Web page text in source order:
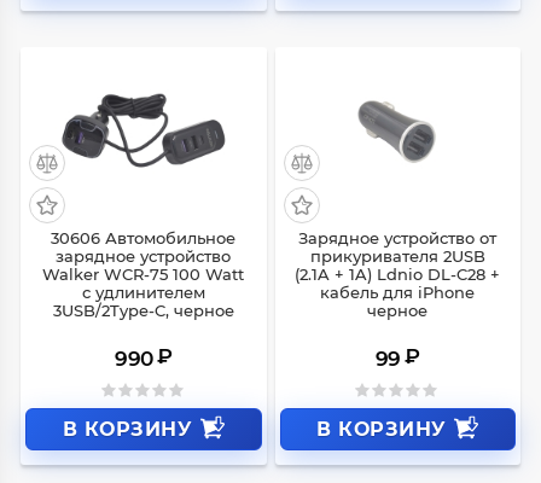
30606 Автомобильное
зарядное устройство
Walker WCR-75 100 Watt
с удлинителем
3USB/2Type-C, черное
990 ₽
В КОРЗИНУ
Зарядное устройство от
прикуривателя 2USB
(2.1A + 1A) Ldnio DL-C28 +
кабель для iPhone
черное
99 ₽
В КОРЗИНУ